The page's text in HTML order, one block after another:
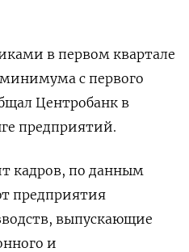
в первом квартале
минимума с первого
Центробанк в
предприятий.
кадров, по данным
предприятия
выпускающие
и